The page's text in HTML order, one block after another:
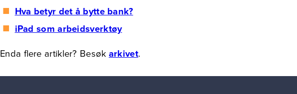
Hva betyr det å bytte bank?
iPad som arbeidsverktøy
Enda flere artikler? Besøk arkivet.